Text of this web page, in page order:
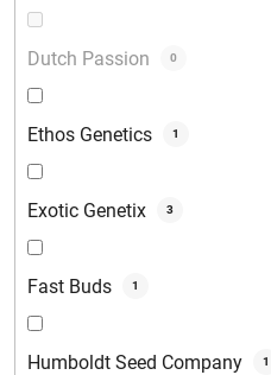
Dutch Passion 0
Ethos Genetics 1
Exotic Genetix 3
Fast Buds 1
Humboldt Seed Company 1